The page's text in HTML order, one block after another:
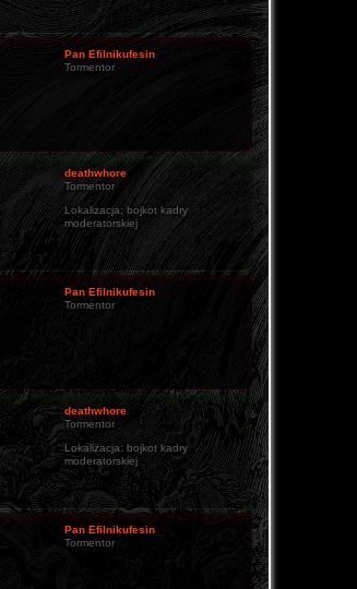
Pan Efilnikufesin
Tormentor
deathwhore
Tormentor
Lokalizacja:bojkot kadry
moderatorskiej
Pan Efilnikufesin
Tormentor
deathwhore
Tormentor
Lokalizacja: bojkot kadry
moderatorskiej
Pan Efilnikufesin
Tormentor